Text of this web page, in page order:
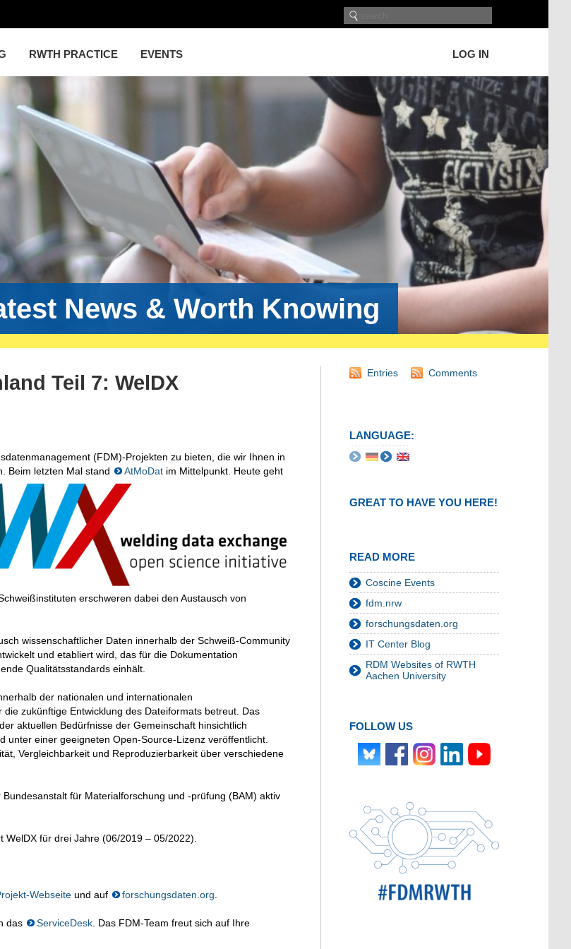
RWTH PRACTICE EVENTS LOG IN
News & Worth Knowing
Teil 7: WelDX
(FDM)-Projekten zu bieten, die wir Ihnen in
Beim letzten Mal stand AtMoDat im Mittelpunkt. Heute geht
erschweren dabei den Austausch von
wissenschaftlicher Daten innerhalb der Schweiß-Community
und etabliert wird, das für die Dokumentation
Qualitätsstandards einhält.
der nationalen und internationalen
zukünftige Entwicklung des Dateiformats betreut. Das
aktuellen Bedürfnisse der Gemeinschaft hinsichtlich
einer geeigneten Open-Source-Lizenz veröffentlicht.
Vergleichbarkeit und Reproduzierbarkeit über verschiedene
für Materialforschung und -prüfung (BAM) aktiv
für drei Jahre (06/2019 – 05/2022).
Webseite und auf forschungsdaten.org
das ServiceDesk . Das FDM-Team freut sich auf Ihre
Entries Comments
LANGUAGE:
GREAT TO HAVE YOU HERE!
READ MORE
Coscine Events
fdm.nrw
forschungsdaten.org
IT Center Blog
RDM Websites of RWTH
Aachen University
FOLLOW US